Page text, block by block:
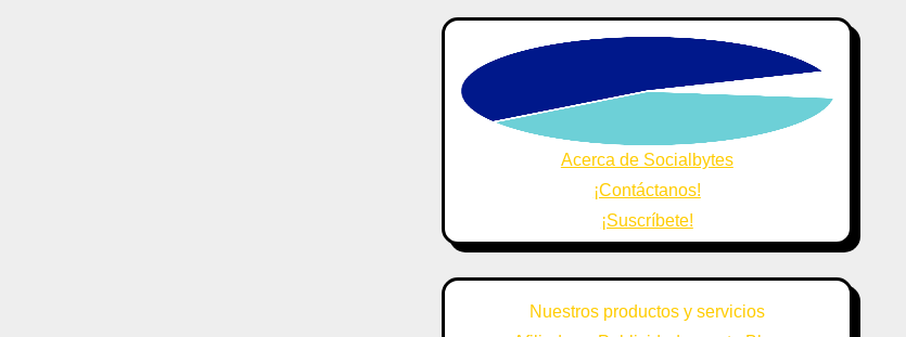
Acerca de Socialbytes
¡Contáctanos!
¡Suscríbete!
Nuestros productos y servicios